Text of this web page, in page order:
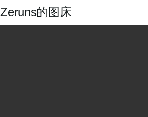
Zeruns的图床